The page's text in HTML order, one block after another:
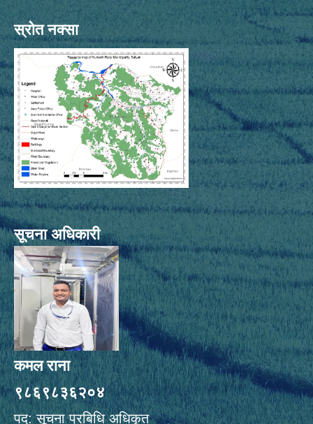
स्रोत नक्सा
सूचना अधिकारी
कमल राना
९८६९८३६२०४
पद: सूचना प्रबिधि अधिकृत